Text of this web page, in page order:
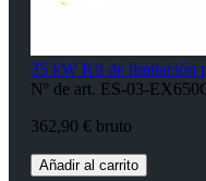
35 kW Kit de limitación
Nº de art. ES-03-
362,90 € bruto
Añadir al carrito